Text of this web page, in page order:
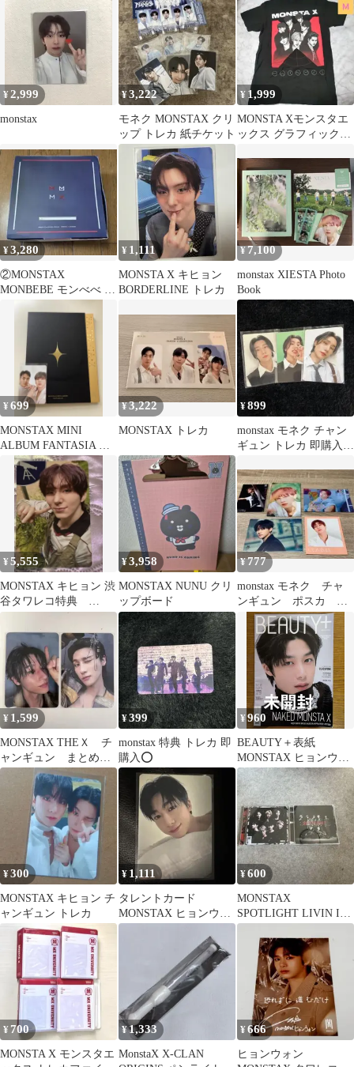
¥2,999
monstax
¥3,222
モネク MONSTAX クリ
ップ トレカ 紙チケット
¥ 1,999
MONSTA Xモンスタエ
ックス グラフィックT
¥3,280
②MONSTAX
MONBEBE モンべべ 一
ク 箱キズ
¥ 1,111
MONSTA X キヒョン
BORDERLINE トレカ
¥7,100
monstax XIESTA Photo
Book
¥699
MONSTAX MINI
ALBUM FANTASIA X
トレカ CD 付き
¥3,222
MONSTAX トレカ
¥899
monstax モネク チャン
ギュン トレカ 即購入
¥5,555
MONSTAX キヒョン 渋
谷タワレコ特典
BORDERLINE トレカ
②
¥3,958
MONSTAX NUNU クリ
ップボード
¥ 777
monstax モネク チャ
ンギュン ポスカ セ
ット トレカ
¥ 1,599
MONSTAX THEＸ チ
ャンギュン まとめ売
り
¥399
monstax 特典 トレカ 即
購入⭕️
¥960
BEAUTY＋表紙
MONSTAX ヒョンウォ
ン
¥300
MONSTAX キヒョン チ
ャンギュン トレカ
¥ 1,111
タレントカード
MONSTAX ヒョンウォ
ン
¥600
MONSTAX
SPOTLIGHT LIVIN IT
UP CD
¥ 700
MONSTA X モンスタエ
¥1,333
MonstaX X-CLAN
¥666
ヒョンウォン